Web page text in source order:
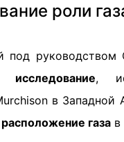
роли
под
исследование,
в
расположение газа в